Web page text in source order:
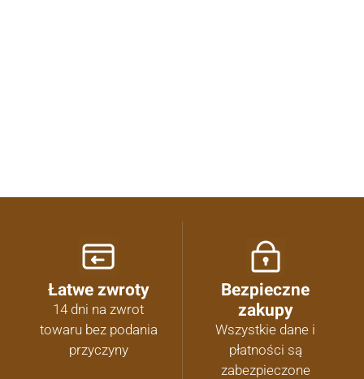
Łatwe zwroty
14 dni na zwrot
towaru bez podania
przyczyny
Bezpieczne
zakupy
Wszystkie dane i
płatności są
zabezpieczone